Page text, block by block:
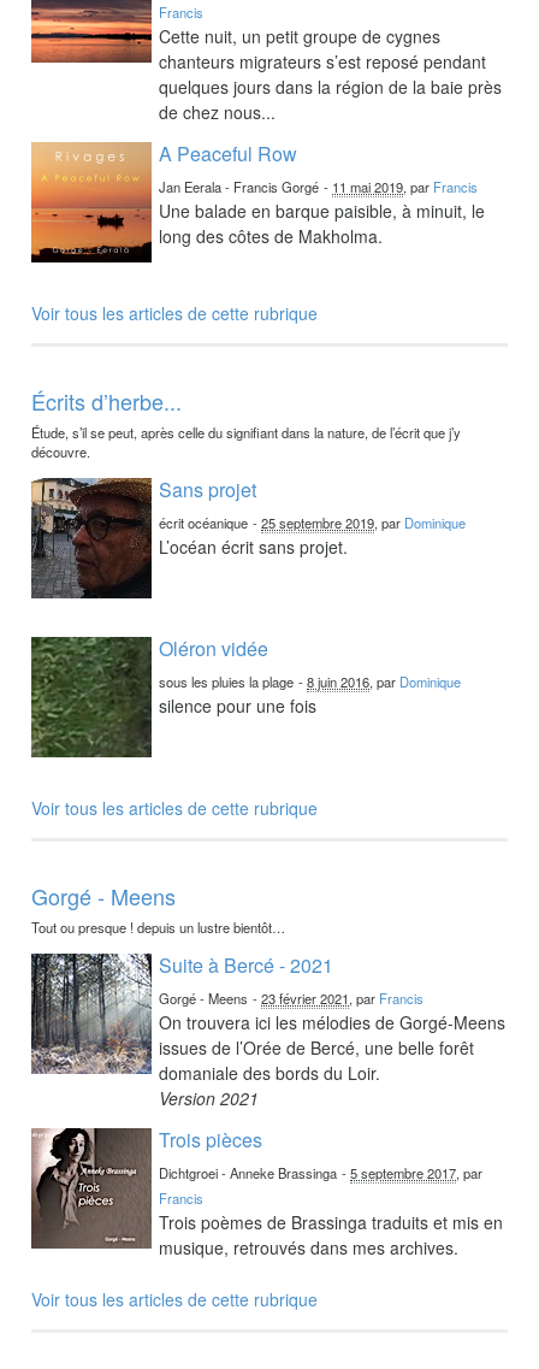
Francis
Cette nuit, un petit groupe de cygnes
chanteurs migrateurs s’est reposé pendant
quelques jours dans la région de la baie près
de chez nous...
A Peaceful Row
Jan Eerala - Francis Gorgé - 11 mai 2019, par Francis
Une balade en barque paisible, à minuit, le
long des côtes de Makholma.
Voir tous les articles de cette rubrique
Écrits d’herbe...
Étude, s’il se peut, après celle du signifiant dans la nature, de l’écrit que j’y
découvre.
Sans projet
écrit océanique -25 septembre 2019, par Dominique
L’océan écrit sans projet.
Oléron vidée
sous les pluies la plage -8 juin 2016, par Dominique
silence pour une fois
Voir tous les articles de cette rubrique
Gorgé - Meens
Tout ou presque ! depuis un lustre bientôt…
Suite à Bercé - 2021
Gorgé - Meens -23 février 2021, par Francis
On trouvera ici les mélodies de Gorgé-Meens
issues de l’Orée de Bercé, une belle forêt
domaniale des bords du Loir.
Version 2021
Trois pièces
Dichtgroei - Anneke Brassinga -5 septembre 2017, par
Francis
Trois poèmes de Brassinga traduits et mis en
musique, retrouvés dans mes archives.
Voir tous les articles de cette rubrique